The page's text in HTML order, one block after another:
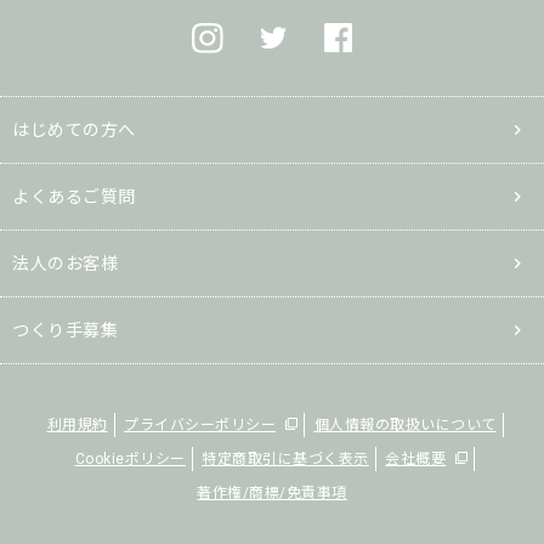
はじめての方へ
よくあるご質問
法人のお客様
つくり手募集
利用規約 プライバシーポリシー
個人情報の取扱いについて
Cookieポリシー
特定商取引に基づく表示
会社概要
著作権/商標/免責事項